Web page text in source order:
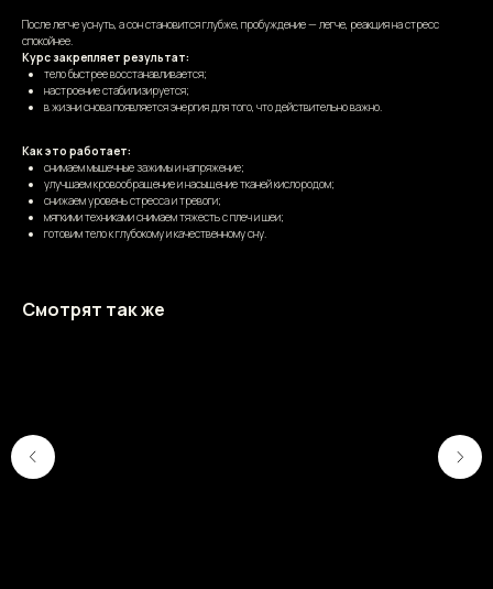
После легче уснуть, а сон становится глубже, пробуждение — легче, реакция на стресс
спокойнее.
Курс закрепляет результат:
тело быстрее восстанавливается;
настроение стабилизируется;
в жизни снова появляется энергия для того, что действительно важно.
Как это работает:
снимаем мышечные зажимы и напряжение;
улучшаем кровообращение и насыщение тканей кислородом;
снижаем уровень стресса и тревоги;
мягкими техниками снимаем тяжесть с плеч и шеи;
готовим тело к глубокому и качественному сну.
Смотрят так же